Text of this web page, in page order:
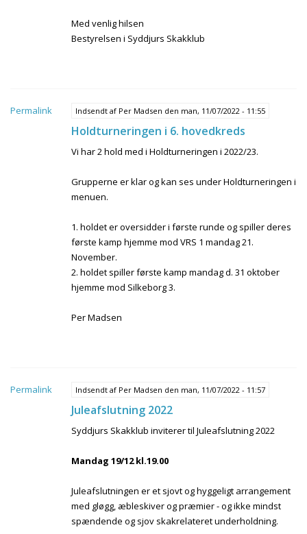
Med venlig hilsen
Bestyrelsen i Syddjurs Skakklub
Permalink Indsendt af Per Madsen den man, 11/07/2022 - 11:55
Holdturneringen i 6. hovedkreds
Vi har 2 hold med i Holdturneringen i 2022/23.
Grupperne er klar og kan ses under Holdturneringen i
menuen.
1. holdet er oversidder i første runde og spiller deres
første kamp hjemme mod VRS 1 mandag 21.
November.
2. holdet spiller første kamp mandag d. 31 oktober
hjemme mod Silkeborg 3.
Per Madsen
Permalink Indsendt af Per Madsen den man, 11/07/2022 - 11:57
Juleafslutning 2022
Syddjurs Skakklub inviterer til Juleafslutning 2022
Mandag 19/12 kl.19.00
Juleafslutningen er et sjovt og hyggeligt arrangement
med gløgg, æbleskiver og præmier - og ikke mindst
spændende og sjov skakrelateret underholdning.